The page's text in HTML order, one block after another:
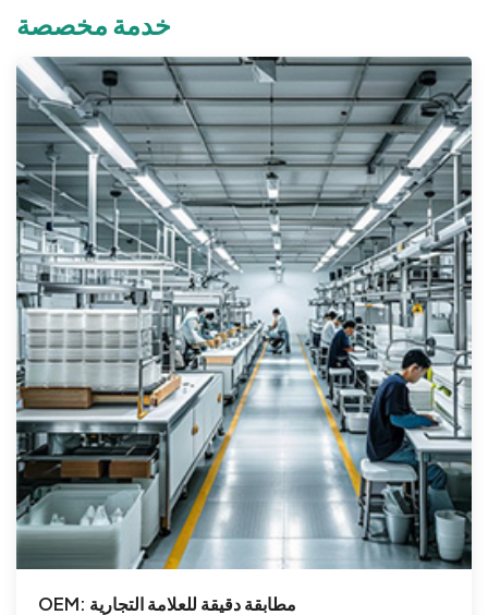
خدمة مخصصة
OEM: مطابقة دقيقة للعلامة التجارية